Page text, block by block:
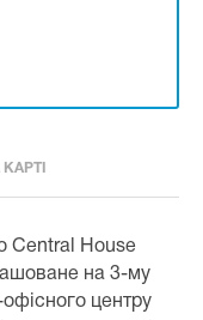
Central House
на 3-му
центру